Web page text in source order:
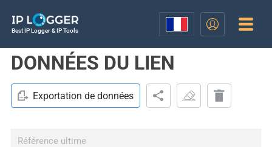
Best IP Logger & IP Tools
DONNÉES DU LIEN
Exportation de données
Référence ultime